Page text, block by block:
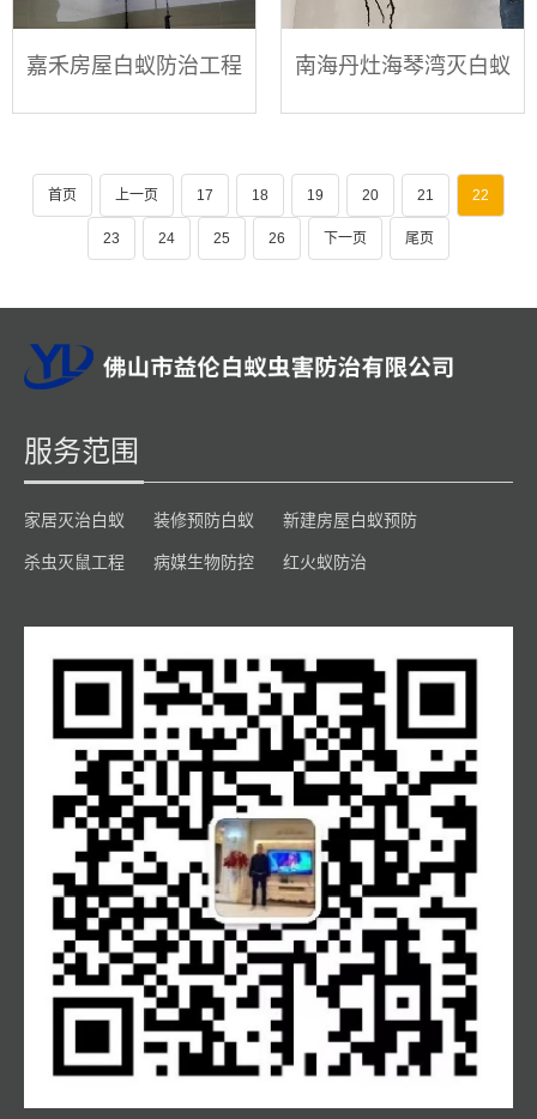
嘉禾房屋白蚁防治工程 南海丹灶海琴湾灭白蚁
首页 上一页 17 18 19 20 21 22
23 24 25 26 下一页 尾页
服务范围
家居灭治白蚁 装修预防白蚁 新建房屋白蚁预防
杀虫灭鼠工程 病媒生物防控 红火蚁防治